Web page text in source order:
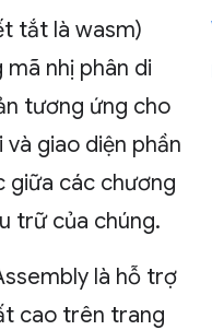
tắt là wasm)
nhị phân di
tương ứng cho
giao diện phần
các chương
trữ của chúng.
là hỗ trợ
cao trên trang